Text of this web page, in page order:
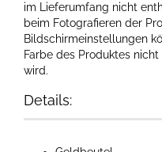
im Lieferumfang nicht
beim Fotografieren der
Bildschirmeinstellungen
Farbe des Produktes
wird.​
Details: